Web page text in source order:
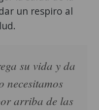
un respiro al
su vida y da
necesitamos
arriba de las